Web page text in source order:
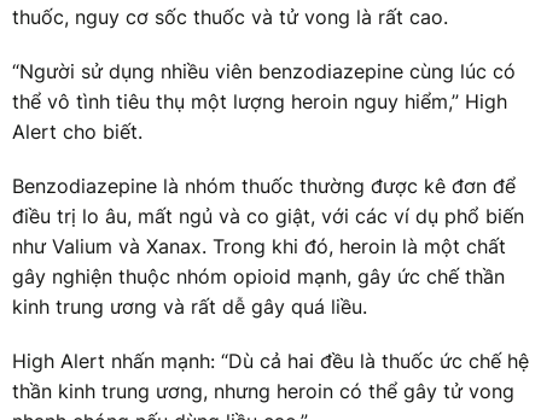
thuốc, nguy cơ sốc thuốc và tử vong là rất cao.
“Người sử dụng nhiều viên benzodiazepine cùng lúc có
thể vô tình tiêu thụ một lượng heroin nguy hiểm,” High
Alert cho biết.
Benzodiazepine là nhóm thuốc thường được kê đơn để
điều trị lo âu, mất ngủ và co giật, với các ví dụ phổ biến
như Valium và Xanax. Trong khi đó, heroin là một chất
gây nghiện thuộc nhóm opioid mạnh, gây ức chế thần
kinh trung ương và rất dễ gây quá liều.
High Alert nhấn mạnh: “Dù cả hai đều là thuốc ức chế hệ
thần kinh trung ương, nhưng heroin có thể gây tử vong